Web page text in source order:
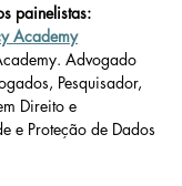
painelistas:
Academy
Advogado
Pesquisador,
Direito e
e Proteção de Dados